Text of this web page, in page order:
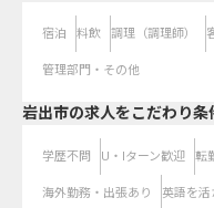
宿泊 料飲 調理（調理師）
管理部門・その他
岩出市の求人をこだわり条
学歴不問 U・Iターン歓迎 転
海外勤務・出張あり 英語を活